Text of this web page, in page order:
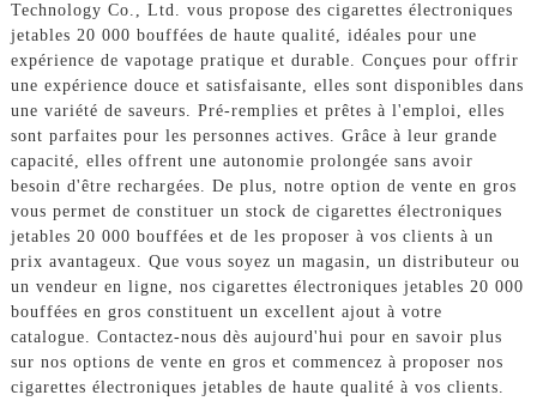
Technology Co., Ltd. vous propose des cigarettes électroniques
jetables 20 000 bouffées de haute qualité, idéales pour une
expérience de vapotage pratique et durable. Conçues pour offrir
une expérience douce et satisfaisante, elles sont disponibles dans
une variété de saveurs. Pré-remplies et prêtes à l'emploi, elles
sont parfaites pour les personnes actives. Grâce à leur grande
capacité, elles offrent une autonomie prolongée sans avoir
besoin d'être rechargées. De plus, notre option de vente en gros
vous permet de constituer un stock de cigarettes électroniques
jetables 20 000 bouffées et de les proposer à vos clients à un
prix avantageux. Que vous soyez un magasin, un distributeur ou
un vendeur en ligne, nos cigarettes électroniques jetables 20 000
bouffées en gros constituent un excellent ajout à votre
catalogue. Contactez-nous dès aujourd'hui pour en savoir plus
sur nos options de vente en gros et commencez à proposer nos
cigarettes électroniques jetables de haute qualité à vos clients.